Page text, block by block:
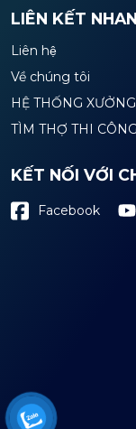
LIÊN KẾT
Liên hệ
Về chúng tôi
HỆ THỐNG
TÌM THỢ THI CÔNG
KẾT NỐI VỚI
Facebook